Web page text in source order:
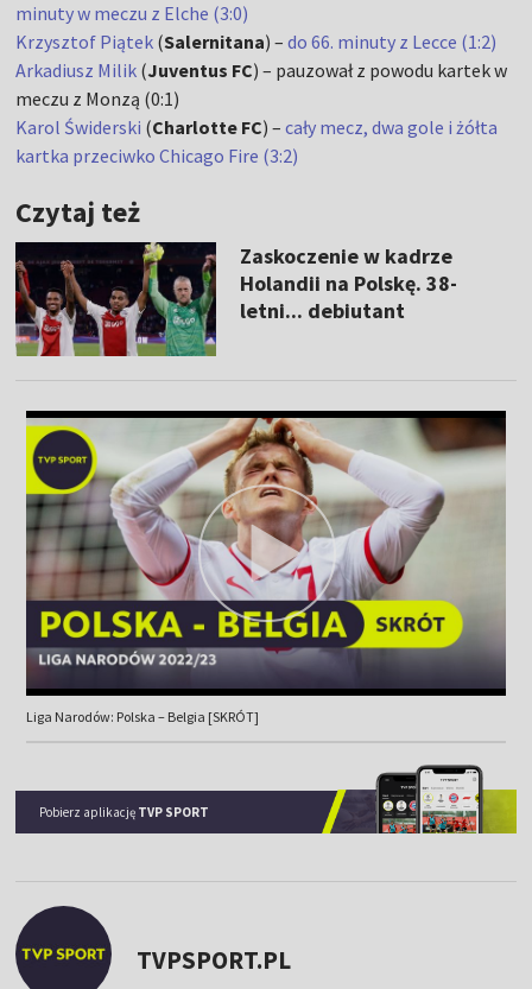
minuty w meczu z Elche (3:0)
Krzysztof Piątek (Salernitana) –do 66. minuty z Lecce (1:2)
Arkadiusz Milik (Juventus FC) – pauzował z powodu kartek w
meczu z Monzą (0:1)
Karol Świderski (Charlotte FC) –cały mecz, dwa gole i żółta
kartka przeciwko Chicago Fire (3:2)
Czytaj też
Zaskoczenie w kadrze
Holandii na Polskę. 38-
letni... debiutant
Liga Narodów: Polska – Belgia [SKRÓT]
Pobierz aplikację TVP SPORT
TVPSPORT.PL